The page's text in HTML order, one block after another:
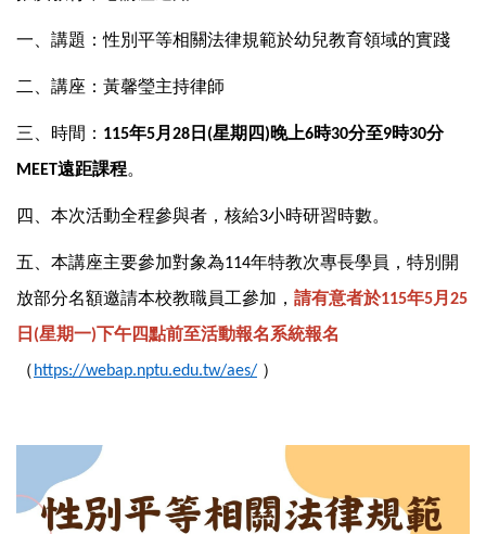
一、講題：性別平等相關法律規範於幼兒教育領域的實踐
二、講座：黃馨瑩主持律師
三、時間： 115年5月 28 日 (星期四)晚上6時30分至9時30分
MEET遠距課程。
四、本次活動全程參與者，核給3小時研習時數。
五、本講座主要參加對象為114年特教次專長學員，特別開
放部分名額邀請本校教職員工參加， 請有意者於115年5月 25
日 (星期一)下午四點前至活動報名系統報名
（ https://webap.nptu.edu.tw/aes/ ）